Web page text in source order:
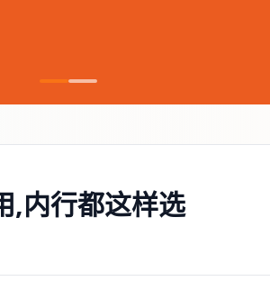
,内行都这样选